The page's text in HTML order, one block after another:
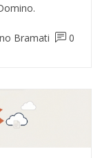
Bramati 0